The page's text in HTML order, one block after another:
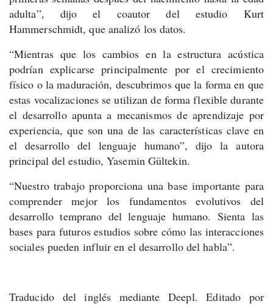
adulta”, dijo el coautor del estudio Kurt
Hammerschmidt, que analizó los datos.
“Mientras que los cambios en la estructura acústica
podrían explicarse principalmente por el crecimiento
físico o la maduración, descubrimos que la forma en que
estas vocalizaciones se utilizan de forma flexible durante
el desarrollo apunta a mecanismos de aprendizaje por
experiencia, que son una de las características clave en
el desarrollo del lenguaje humano”, dijo la autora
principal del estudio, Yasemin Gültekin.
“Nuestro trabajo proporciona una base importante para
comprender mejor los fundamentos evolutivos del
desarrollo temprano del lenguaje humano. Sienta las
bases para futuros estudios sobre cómo las interacciones
sociales pueden influir en el desarrollo del habla”.
Traducido del inglés mediante Deepl. Editado por